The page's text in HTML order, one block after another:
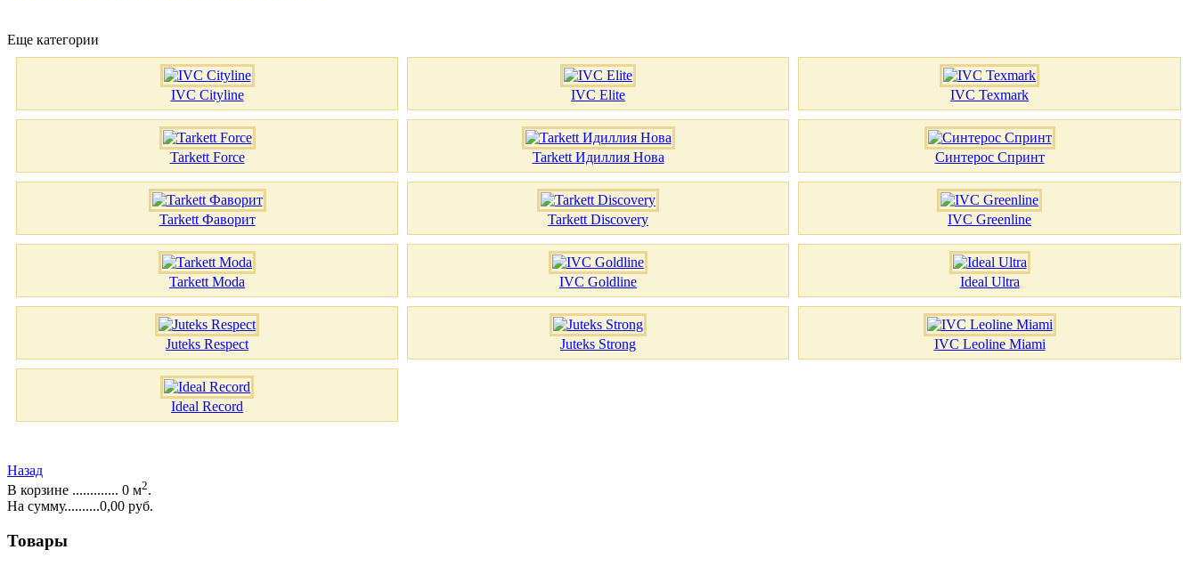
Еще категории
IVC Cityline IVC Elite IVC Texmark
Tarkett Force Tarkett Идиллия Нова Синтерос Спринт
Tarkett Фаворит Tarkett Discovery IVC Greenline
Tarkett Moda IVC Goldline Ideal Ultra
Juteks Respect Juteks Strong IVC Leoline Miami
Ideal Record
Назад
В корзине ............. 0 м2.
На сумму..........0,00 руб.
Товары